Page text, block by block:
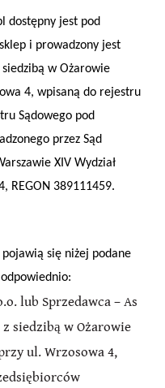
dostępny jest pod
i prowadzony jest
siedzibą w Ożarowie
4, wpisaną do rejestru
Sądowego pod
przez Sąd
XIV Wydział
REGON 389111459.
się niżej podane
lub Sprzedawca – As
siedzibą w Ożarowie
ul. Wrzosowa 4,